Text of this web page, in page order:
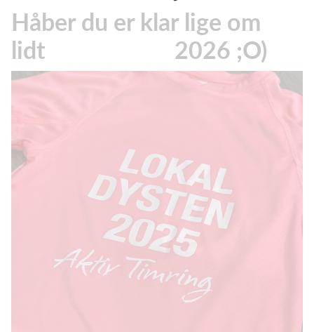
Håber du er klar lige om
lidt 2026 ;O)